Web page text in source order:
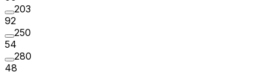
203
92
250
54
280
48